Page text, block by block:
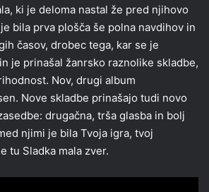
ki je deloma nastal že pred njihovo
bila prva plošča še polna navdihov in
časov, drobec tega, kar se je
je prinašal žanrsko raznolike skladbe,
Nov, drugi album
Nove skladbe prinašajo tudi novo
drugačna, trša glasba in bolj
njimi je bila Tvoja igra, tvoj
tu Sladka mala zver.